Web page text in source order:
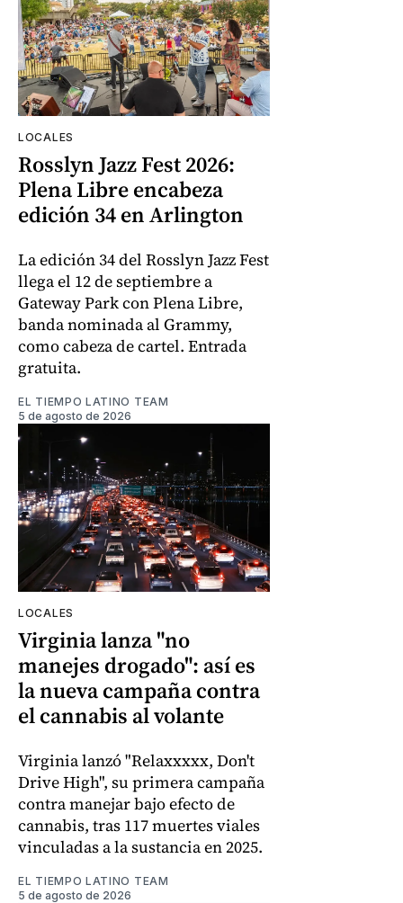
LOCALES
Rosslyn Jazz Fest 2026:
Plena Libre encabeza
edición 34 en Arlington
La edición 34 del Rosslyn Jazz Fest
llega el 12 de septiembre a
Gateway Park con Plena Libre,
banda nominada al Grammy,
como cabeza de cartel. Entrada
gratuita.
EL TIEMPO LATINO TEAM
5 de agosto de 2026
LOCALES
Virginia lanza "no
manejes drogado": así es
la nueva campaña contra
el cannabis al volante
Virginia lanzó "Relaxxxxx, Don't
Drive High", su primera campaña
contra manejar bajo efecto de
cannabis, tras 117 muertes viales
vinculadas a la sustancia en 2025.
EL TIEMPO LATINO TEAM
5 de agosto de 2026